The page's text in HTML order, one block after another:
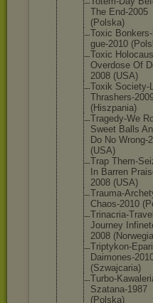
The End-2005
(Polska)
Toxic
gue-2010
Toxic
Overdose Of
2008 (USA)
Toxik Society-
Thrashers-2
(Hiszpania)
Tragedy-We
Sweet Balls
Do No Wrong-
(USA)
Trap Them-
In Barren
2008 (USA)
Trauma-Arch
Chaos-2010
Trinacria-T
Journey
2008
Triptykon-E
Daimones-20
(Szwajcaria)
Turbo-Kawal
Szatana-1987
(Polska)